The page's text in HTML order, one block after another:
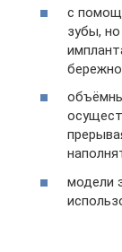
с
зубы,
модели